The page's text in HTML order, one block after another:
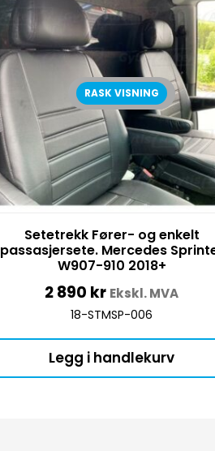
RASK VISNING
Setetrekk Fører- og enkelt
passasjersete. Mercedes
W907-910 2018+
2 890 kr Ekskl. MVA
18-STMSP-006
Legg i handlekurv